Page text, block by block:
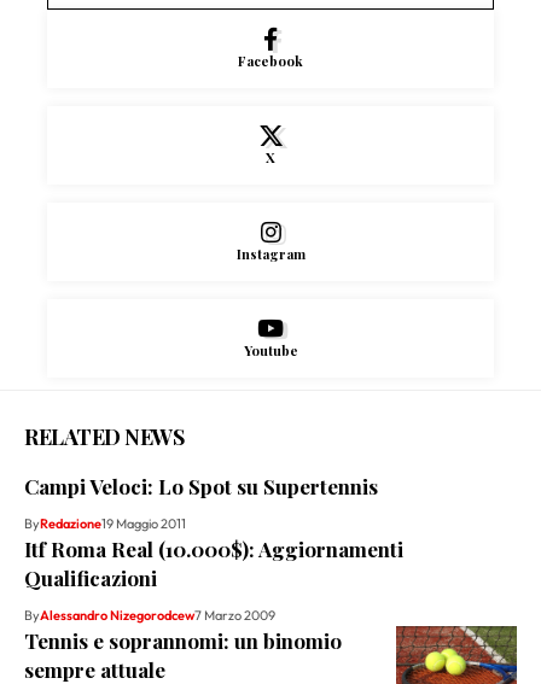
Facebook
X
Instagram
Youtube
RELATED NEWS
Campi Veloci: Lo Spot su Supertennis
ByRedazione19 Maggio 2011
Itf Roma Real (10.000$): Aggiornamenti
Qualificazioni
ByAlessandro Nizegorodcew7 Marzo 2009
Tennis e soprannomi: un binomio
sempre attuale